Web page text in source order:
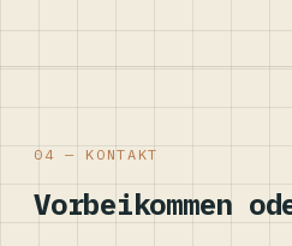
04 — KONTAKT
Vorbeikommen